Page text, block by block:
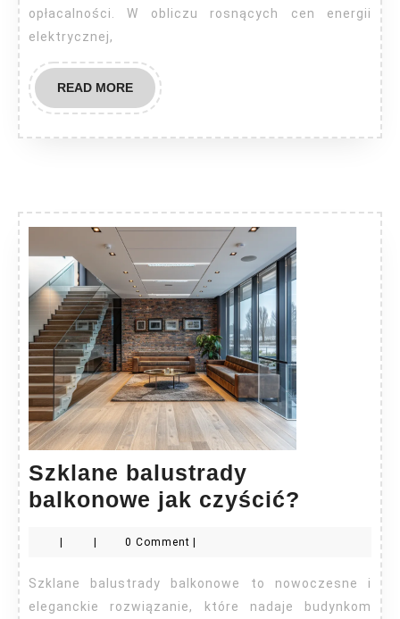
opłacalności. W obliczu rosnących cen energii
elektrycznej,
READ MOREREAD
MORE
Szklane balustrady
balkonowe jak czyścić? Szklane
jak
czyścić?
| | 0 Comment |
Szklane balustrady balkonowe to nowoczesne i
eleganckie rozwiązanie, które nadaje budynkom